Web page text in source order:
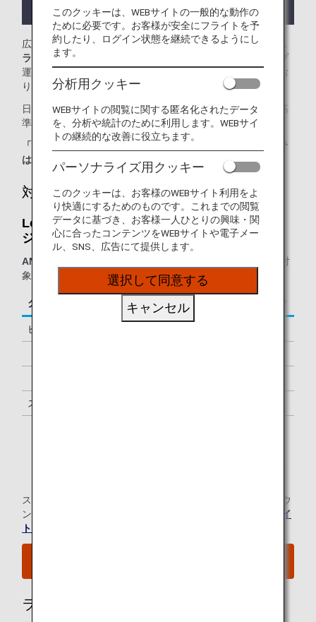
ある場合があります。
広州白雲国際空港では、 Lounge L35（スターアライアンス
ラウンジ） をご利用いただけます。本ページはANAグループ
運航国際線を利用される際のラウンジ入室基準を記載してお
ります。
日本国外の空港にてお乗り継ぎの場合には、ラウンジ入室基
準が異なる場合がございます。
「ANA SUITE LOUNGE」ご利用券は、こちらのラウンジで
はご利用いただけません。
対象のお客様
Lounge L35（スターアライアンスラウン
ジ）：
ANAグループ運航便
をご利用の、以下に該当するお客様が対
象となります。
クラス／ステイタス ご同行者
ビジネスクラス
スーパーフライヤーズ会員
スター アライアンス有料ラウンジ会員のお客様の当空港ラウ
ンジのご利用については、
スター アライアンスのウェブサイ
ト
ラウンジ所有者
このクッキーは、WEBサイトの一般的な動作の
ために必要です。お客様が安全にフライトを予
約したり、ログイン状態を継続できるようにし
ます。
分析用クッキー
WEBサイトの閲覧に関する匿名化されたデータ
を、分析や統計のために利用します。WEBサイ
トの継続的な改善に役立ちます。
パーソナライズ用クッキー
このクッキーは、お客様のWEBサイト利用をよ
り快適にするためのものです。これまでの閲覧
データに基づき、お客様一人ひとりの興味・関
心に合ったコンテンツをWEBサイトや電子メー
ル、SNS、広告にて提供します。
選択して同意する
キャンセル